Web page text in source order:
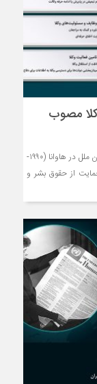
مصوب
سند اصول اساسی نقش وکلا، که در هشتمین کنگره سازمان ملل در هاوانا (۱۹۹۰-
از حقوق بشر و